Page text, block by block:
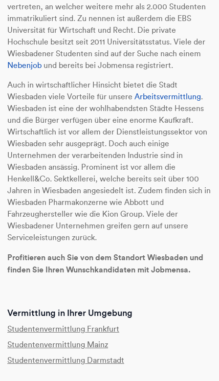
vertreten, an welcher weitere mehr als 2.000 Studenten
immatrikuliert sind. Zu nennen ist außerdem die EBS
Universität für Wirtschaft und Recht. Die private
Hochschule besitzt seit 2011 Universitätsstatus. Viele der
Wiesbadener Studenten sind auf der Suche nach einem
Nebenjob und bereits bei Jobmensa registriert.
Auch in wirtschaftlicher Hinsicht bietet die Stadt
Wiesbaden viele Vorteile für unsere Arbeitsvermittlung.
Wiesbaden ist eine der wohlhabendsten Städte Hessens
und die Bürger verfügen über eine enorme Kaufkraft.
Wirtschaftlich ist vor allem der Dienstleistungssektor von
Wiesbaden sehr ausgeprägt. Doch auch einige
Unternehmen der verarbeitenden Industrie sind in
Wiesbaden ansässig. Prominent ist vor allem die
Henkell&Co. Sektkellerei, welche bereits seit über 100
Jahren in Wiesbaden angesiedelt ist. Zudem finden sich in
Wiesbaden Pharmakonzerne wie Abbott und
Fahrzeughersteller wie die Kion Group. Viele der
Wiesbadener Unternehmen greifen gern auf unsere
Serviceleistungen zurück.
Profitieren auch Sie von dem Standort Wiesbaden und
finden Sie Ihren Wunschkandidaten mit Jobmensa.
Vermittlung in Ihrer Umgebung
Studentenvermittlung Frankfurt
Studentenvermittlung Mainz
Studentenvermittlung Darmstadt